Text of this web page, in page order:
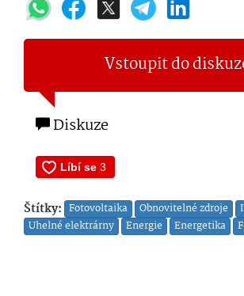
Vstoupit do
Diskuze
Štítky: Fotovoltaika Obnovitelné zdroje
Uhelné elektrárny
Energie Energetika